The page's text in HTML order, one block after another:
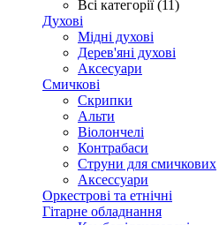
Всі категорії (11)
Духові
Мідні духові
Дерев'яні духові
Аксесуари
Смичкові
Скрипки
Альти
Віолончелі
Контрабаси
Струни для смичкових
Аксеcсуари
Оркестрові та етнічні
Гітарне обладнання